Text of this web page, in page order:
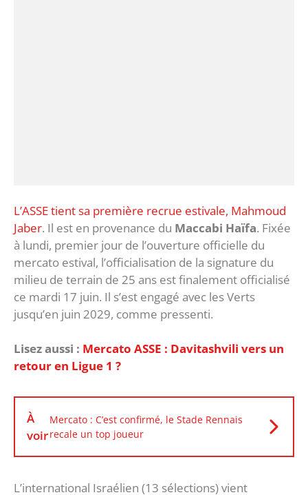
L’ASSE tient sa première recrue estivale, Mahmoud
Jaber. Il est en provenance du Maccabi Haïfa. Fixée
à lundi, premier jour de l’ouverture officielle du
mercato estival, l’officialisation de la signature du
milieu de terrain de 25 ans est finalement officialisé
ce mardi 17 juin. Il s’est engagé avec les Verts
jusqu’en juin 2029, comme pressenti.
Lisez aussi : Mercato ASSE : Davitashvili vers un
retour en Ligue 1 ?
À
voir
Mercato : C’est confirmé, le Stade Rennais
recale un top joueur
L’international Israélien (13 sélections) vient